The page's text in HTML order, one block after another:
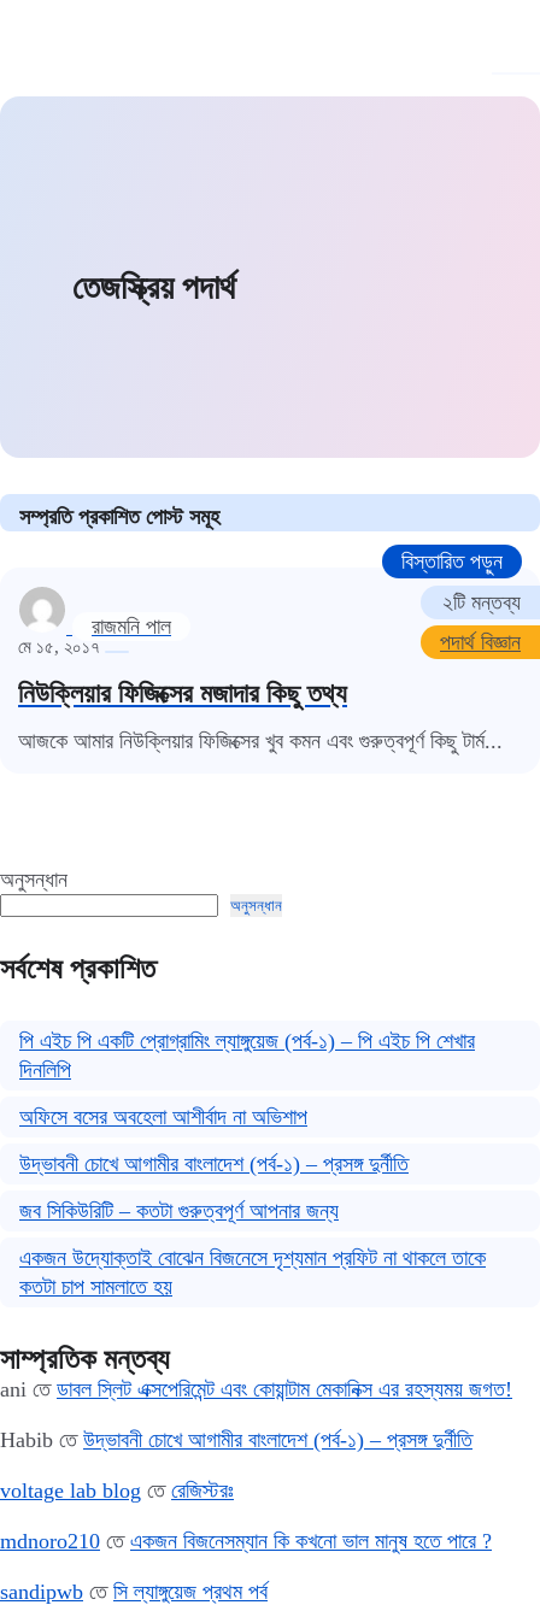
তেজস্ক্রিয় পদার্থ
সম্প্রতি প্রকাশিত পোস্ট সমূহ
রাজমনি পাল
২টি মন্তব্য
পদার্থ বিজ্ঞান
বিস্তারিত পড়ুন
মে ১৫, ২০১৭
নিউক্লিয়ার ফিজিক্সের মজাদার কিছু তথ্য
আজকে আমার নিউক্লিয়ার ফিজিক্সের খুব কমন এবং গুরুত্বপূর্ণ কিছু টার্ম...
অনুসন্ধান
অনুসন্ধান
সর্বশেষ প্রকাশিত
পি এইচ পি একটি প্রোগ্রামিং ল্যাঙ্গুয়েজ (পর্ব-১) – পি এইচ পি শেখার
দিনলিপি
অফিসে বসের অবহেলা আশীর্বাদ না অভিশাপ
উদ্ভাবনী চোখে আগামীর বাংলাদেশ (পর্ব-১) – প্রসঙ্গ দুর্নীতি
জব সিকিউরিটি – কতটা গুরুত্বপূর্ণ আপনার জন্য
একজন উদ্যোক্তাই বোঝেন বিজনেসে দৃশ্যমান প্রফিট না থাকলে তাকে
কতটা চাপ সামলাতে হয়
সাম্প্রতিক মন্তব্য
ani তে ডাবল স্লিট এক্সপেরিমেন্ট এবং কোয়ান্টাম মেকানিক্স এর রহস্যময় জগত!
Habib তে উদ্ভাবনী চোখে আগামীর বাংলাদেশ (পর্ব-১) – প্রসঙ্গ দুর্নীতি
voltage lab blog তে রেজিস্টরঃ
mdnoro210 তে একজন বিজনেসম্যান কি কখনো ভাল মানুষ হতে পারে ?
sandipwb তে সি ল্যাঙ্গুয়েজ প্রথম পর্ব